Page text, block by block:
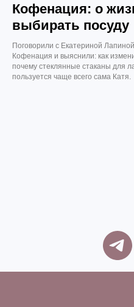
Кофенация: о
выбирать посуду
Поговорили с Екатериной
Кофенация и выяснили: как
почему стеклянные стаканы для
пользуется чаще всего сама Катя.